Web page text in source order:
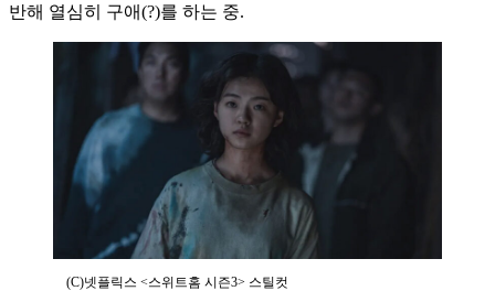
반해 열심히 구애(?)를 하는 중.
(C)넷플릭스 <스위트홈 시즌3> 스틸컷